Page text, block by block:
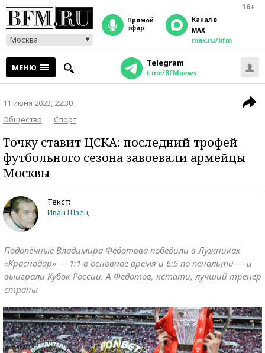
16+
Москва
прямой
эфир
Канал в
MAX
max.ru/bfm
МЕНЮ Telegram
t.me/BFMnews
11 июня 2023, 22:30
Общество
Спорт
Точку ставит ЦСКА: последний трофей
футбольного сезона завоевали армейцы
Москвы
Текст:
Иван Швец
Подопечные Владимира Федотова победили в Лужниках
«Краснодар» — 1:1 в основное время и 6:5 по пенальти — и
выиграли Кубок России. А Федотов, кстати, лучший тренер
страны